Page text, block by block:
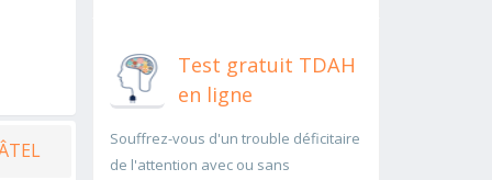
Test gratuit TDAH
en ligne
Souffrez-vous d'un trouble déficitaire
de l'attention avec ou sans